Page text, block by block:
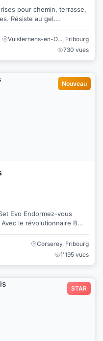
pour chemin, terrasse,
Résiste au gel.
Vuisternens-en-O…, Fribourg
730 vues
Nouveau
vous
le révolutionnaire B
de c...
Corserey, Fribourg
1'195 vues
STAR